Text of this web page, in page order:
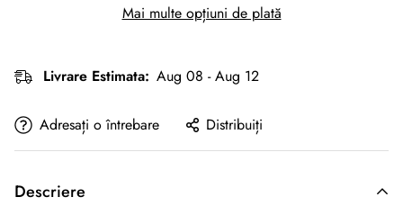
Mai multe opțiuni de plată
Livrare Estimata: Aug 08 - Aug 12
Adresați o întrebare Distribuiți
Descriere